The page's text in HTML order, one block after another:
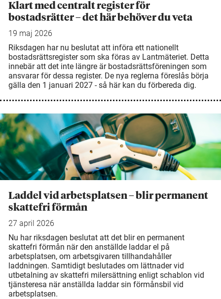
Klart med centralt register för
bostadsrätter – det här behöver du veta
19 maj 2026
Riksdagen har nu beslutat att införa ett nationellt
bostadsrättsregister som ska föras av Lantmäteriet. Detta
innebär att det inte längre är bostadsrättsföreningen som
ansvarar för dessa register. De nya reglerna föreslås börja
gälla den 1 januari 2027 - så här kan du förbereda dig.
Laddel vid arbetsplatsen – blir permanent
skattefri förmån
27 april 2026
Nu har riksdagen beslutat att det blir en permanent
skattefri förmån när den anställde laddar el på
arbetsplatsen, om arbetsgivaren tillhandahåller
laddningen. Samtidigt beslutades om lättnader vid
utbetalning av skattefri milersättning enligt schablon vid
tjänsteresa när anställda laddar sin förmånsbil vid
arbetsplatsen.